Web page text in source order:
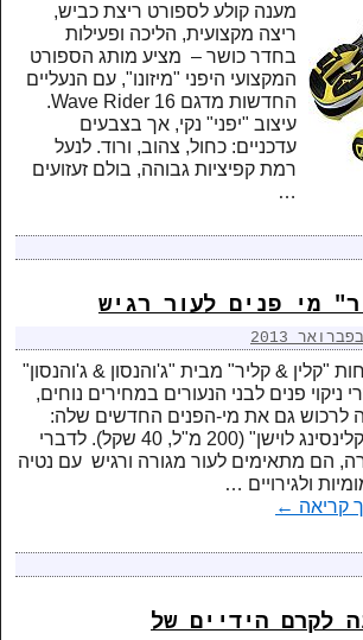
מענה קולע לספורט ריצת כביש,
ריצה מקצועית, הליכה ופעילות
בחדר כושר – מציע מותג הספורט
המקצועי היפני "מיזונו", עם הנעליים
החדשות מדגם Wave Rider 16.
עיצוב "יפני" נקי, אך בצבעים
עדכניים: כחול, צהוב, ורוד. לנעל
רמת קפיציות גבוהה, בולם זעזועים
…
מי פנים לעור רגיש
"קלין & קליר" מבית "ג'והנסון & ג'והנסון"
ניקוי פנים לבני הנעורים במחירים נוחים,
לרכוש גם את מי-הפנים החדשים שלה:
"דיפ קלינסינג לוישן" (200 מ"ל, 40 שקל). לדברי
הם מתאימים לעור מגורה ורגיש עם נטיה
ולגירויים …
קריאה ←
40 שנה לקרם הידיים של